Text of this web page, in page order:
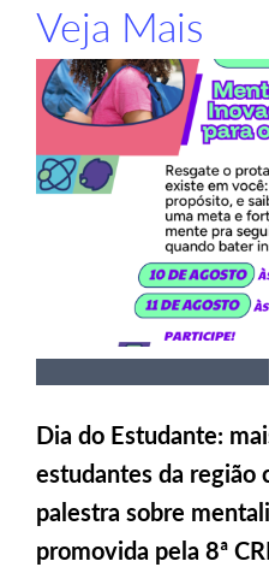
Veja Mais
Dia do Estudante:
estudantes da região
palestra sobre
promovida pela 8ª